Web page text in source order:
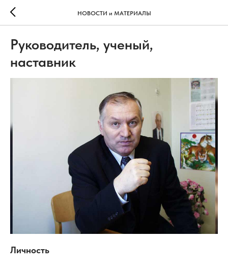
НОВОСТИ и МАТЕРИАЛЫ
Руководитель, ученый,
наставник
Личность